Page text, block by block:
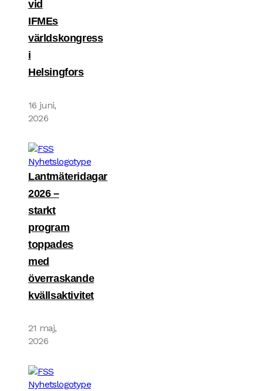
vid
IFMEs
världskongress
i
Helsingfors
16 juni,
2026
Lantmäteridagar
2026 –
starkt
program
toppades
med
överraskande
kvällsaktivitet
21 maj,
2026